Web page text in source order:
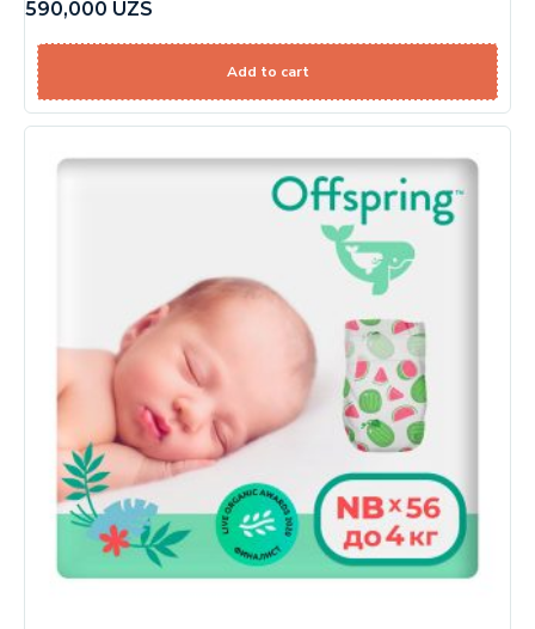
590,000 UZS
Add to cart